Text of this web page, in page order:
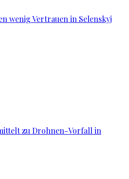
wenig Vertrauen in Selenskyj
zu Drohnen-Vorfall in